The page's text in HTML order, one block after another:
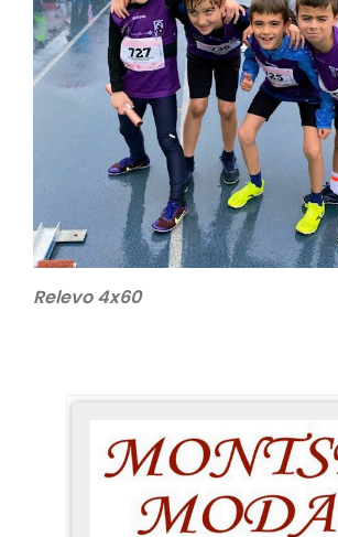
Relevo 4x60